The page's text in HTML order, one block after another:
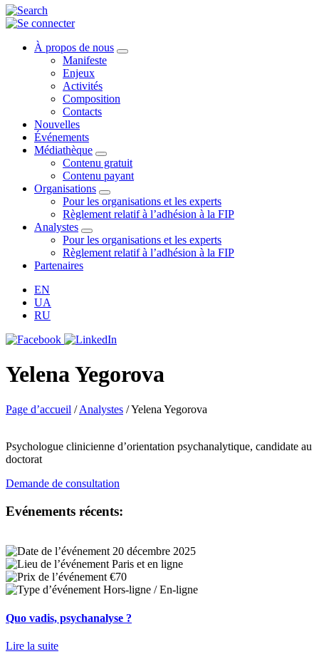
À propos de nous
Manifeste
Enjeux
Activités
Composition
Contacts
Nouvelles
Événements
Médiathèque
Contenu gratuit
Contenu payant
Organisations
Pour les organisations et les experts
Règlement relatif à l’adhésion à la FIP
Analystes
Pour les organisations et les experts
Règlement relatif à l’adhésion à la FIP
Partenaires
EN
UA
RU
Yelena Yegorova
Page d’accueil /Analystes /Yelena Yegorova
Psychologue clinicienne d’orientation psychanalytique, candidate au
doctorat
Demande de consultation
Evénements récents:
20 décembre 2025
Paris et en ligne
€70
Hors-ligne / En-ligne
Quo vadis, psychanalyse ?
Lire la suite